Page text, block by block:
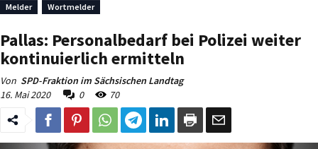
Melder Wortmelder
Pallas: Personalbedarf bei Polizei weiter
kontinuierlich ermitteln
Von SPD-Fraktion im Sächsischen Landtag
16. Mai 2020
0 70